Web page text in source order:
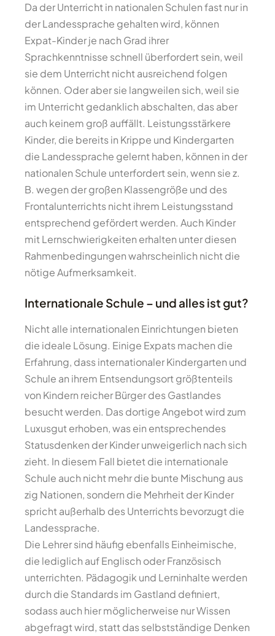
Da der Unterricht in nationalen Schulen fast nur in
der Landessprache gehalten wird, können
Expat-Kinder je nach Grad ihrer
Sprachkenntnisse schnell überfordert sein, weil
sie dem Unterricht nicht ausreichend folgen
können. Oder aber sie langweilen sich, weil sie
im Unterricht gedanklich abschalten, das aber
auch keinem groß auffällt. Leistungsstärkere
Kinder, die bereits in Krippe und Kindergarten
die Landessprache gelernt haben, können in der
nationalen Schule unterfordert sein, wenn sie z.
B. wegen der großen Klassengröße und des
Frontalunterrichts nicht ihrem Leistungsstand
entsprechend gefördert werden. Auch Kinder
mit Lernschwierigkeiten erhalten unter diesen
Rahmenbedingungen wahrscheinlich nicht die
nötige Aufmerksamkeit.
Internationale Schule – und alles ist gut?
Nicht alle internationalen Einrichtungen bieten
die ideale Lösung. Einige Expats machen die
Erfahrung, dass internationaler Kindergarten und
Schule an ihrem Entsendungsort größtenteils
von Kindern reicher Bürger des Gastlandes
besucht werden. Das dortige Angebot wird zum
Luxusgut erhoben, was ein entsprechendes
Statusdenken der Kinder unweigerlich nach sich
zieht. In diesem Fall bietet die internationale
Schule auch nicht mehr die bunte Mischung aus
zig Nationen, sondern die Mehrheit der Kinder
spricht außerhalb des Unterrichts bevorzugt die
Landessprache.
Die Lehrer sind häufig ebenfalls Einheimische,
die lediglich auf Englisch oder Französisch
unterrichten. Pädagogik und Lerninhalte werden
durch die Standards im Gastland definiert,
sodass auch hier möglicherweise nur Wissen
abgefragt wird, statt das selbstständige Denken